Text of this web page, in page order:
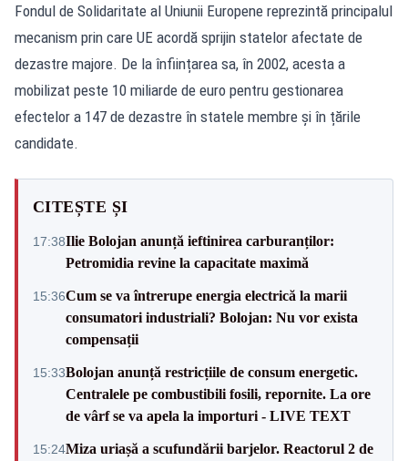
Fondul de Solidaritate al Uniunii Europene reprezintă principalul
mecanism prin care UE acordă sprijin statelor afectate de
dezastre majore. De la înființarea sa, în 2002, acesta a
mobilizat peste 10 miliarde de euro pentru gestionarea
efectelor a 147 de dezastre în statele membre și în țările
candidate.
CITEȘTE ȘI
17:38Ilie Bolojan anunță ieftinirea carburanților:
Petromidia revine la capacitate maximă
15:36Cum se va întrerupe energia electrică la marii
consumatori industriali? Bolojan: Nu vor exista
compensații
15:33Bolojan anunță restricțiile de consum energetic.
Centralele pe combustibili fosili, repornite. La ore
de vârf se va apela la importuri - LIVE TEXT
15:24Miza uriașă a scufundării barjelor. Reactorul 2 de